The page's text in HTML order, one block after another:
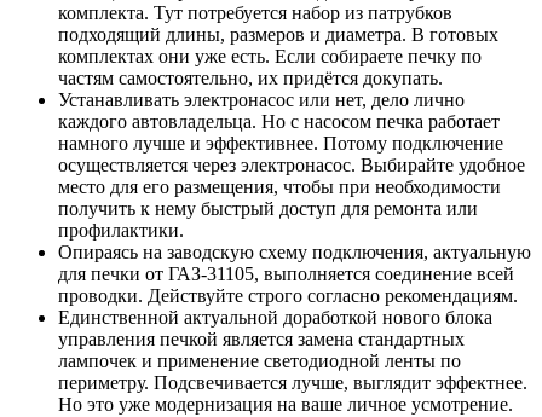
комплекта. Тут потребуется набор из патрубков
подходящий длины, размеров и диаметра. В готовых
комплектах они уже есть. Если собираете печку по
частям самостоятельно, их придётся докупать.
Устанавливать электронасос или нет, дело лично
каждого автовладельца. Но с насосом печка работает
намного лучше и эффективнее. Потому подключение
осуществляется через электронасос. Выбирайте удобное
место для его размещения, чтобы при необходимости
получить к нему быстрый доступ для ремонта или
профилактики.
Опираясь на заводскую схему подключения, актуальную
для печки от ГАЗ-31105, выполняется соединение всей
проводки. Действуйте строго согласно рекомендациям.
Единственной актуальной доработкой нового блока
управления печкой является замена стандартных
лампочек и применение светодиодной ленты по
периметру. Подсвечивается лучше, выглядит эффектнее.
Но это уже модернизация на ваше личное усмотрение.